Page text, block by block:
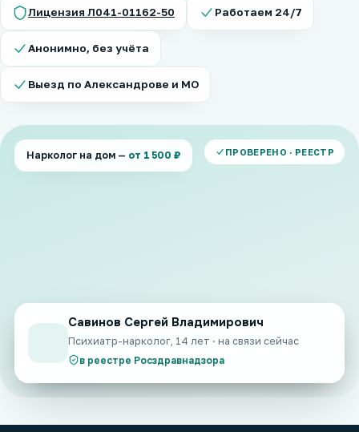
Лицензия Л041-01162-50 Работаем 24/7
Анонимно, без учёта
Выезд по Александрове и МО
ПРОВЕРЕНО · РЕЕСТР
Нарколог на дом — от 1 500 ₽
Савинов Сергей Владимирович
Психиатр-нарколог, 14 лет · на связи сейчас
в реестре Росздравнадзора